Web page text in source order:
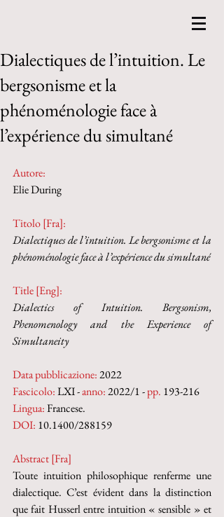
Dialectiques de l’intuition. Le
bergsonisme et la
phénoménologie face à
l’expérience du simultané
Autore:
Elie During
Titolo [Fra]:
Dialectiques de l’intuition. Le bergsonisme et la
phénoménologie face à l’expérience du simultané
Title [Eng]:
Dialectics of Intuition. Bergsonism,
Phenomenology and the Experience of
Simultaneity
Data pubblicazione: 2022
Fascicolo: LXI - anno: 2022/1 - pp. 193-216
Lingua: Francese.
DOI: 10.1400/288159
Abstract [Fra]
Toute intuition philosophique renferme une
dialectique. C’est évident dans la distinction
que fait Husserl entre intuition « sensible » et